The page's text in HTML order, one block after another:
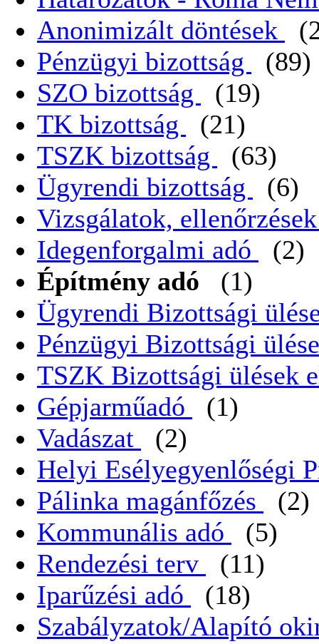
Anonimizált döntések
Pénzügyi bizottság
(89)
SZO bizottság
(19)
TK bizottság
(21)
TSZK bizottság
(63)
Ügyrendi bizottság
(6)
Vizsgálatok,
Idegenforgalmi adó
(2)
Építmény adó
(1)
Ügyrendi Bizottsági
Pénzügyi Bizottsági
TSZK Bizottsági ülések
Gépjarműadó
(1)
Vadászat
(2)
Helyi Esélyegyenlőségi
Pálinka magánfőzés
(2)
Kommunális adó
(5)
Rendezési terv
(11)
Iparűzési adó
(18)
Szabályzatok/Alapító